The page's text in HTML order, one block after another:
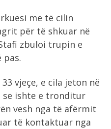
me të cilin
për të shkuar në
zbuloi trupin e
pas.
vjeçe, e cila jeton në
se ishte e tronditur
vesh nga të afërmit
të kontaktuar nga